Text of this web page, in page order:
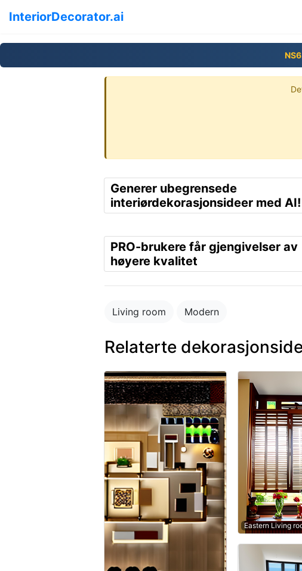
InteriorDecorator.ai
Generer ubegrensede
interiørdekorasjonsideer med AI!
PRO-brukere får gjengivelser av
høyere kvalitet
Living room Modern
Relaterte
Eastern Living